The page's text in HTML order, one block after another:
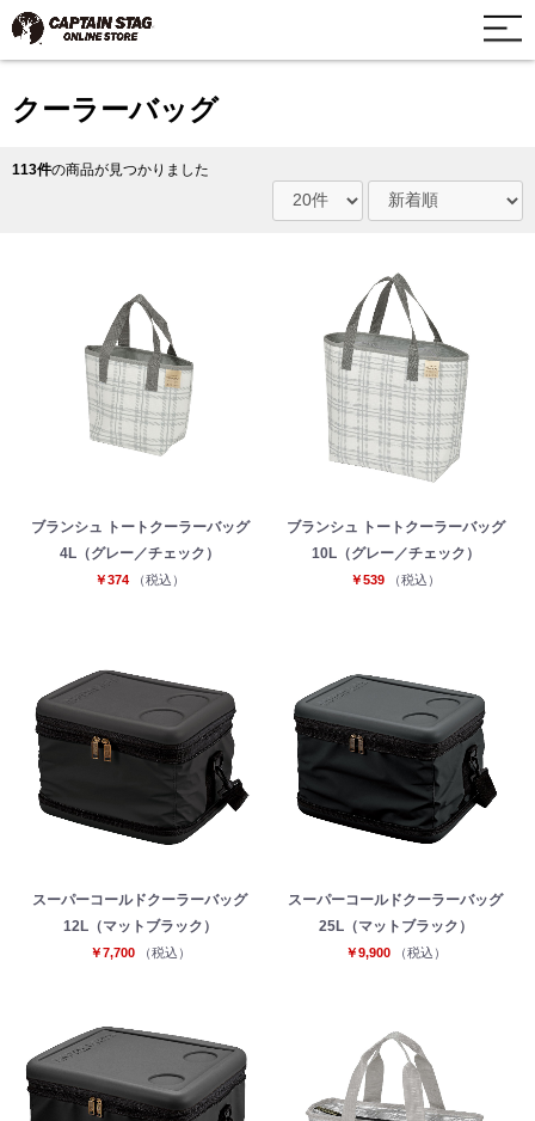
クーラーバッグ
113件の商品が見つかりました
ブランシュ トートクーラーバッグ
4L（グレー／チェック）
￥374 （税込）
ブランシュ トートクーラーバッグ
10L（グレー／チェック）
￥539 （税込）
スーパーコールドクーラーバッグ
12L（マットブラック）
￥7,700 （税込）
スーパーコールドクーラーバッグ
25L（マットブラック）
￥9,900 （税込）